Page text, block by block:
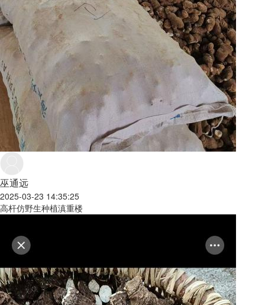
巫通远
2025-03-23 14:35:25
高杆仿野生种植滇重楼